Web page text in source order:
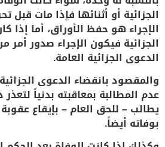
الجزائية أو أثنائها فإذا مات قبل
الإجراء هو حفظ الأوراق، أما إذا
الجزائية فيكون الإجراء صدور
الدعوى الجزائية العامة.
والمقصود بانقضاء الدعوى
عدم المطالبة بمعاقبته بدنياً
يطالب – للحق العام – بإيقاع
بوفاته أيضاً.